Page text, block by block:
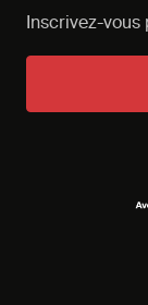
Inscrivez-